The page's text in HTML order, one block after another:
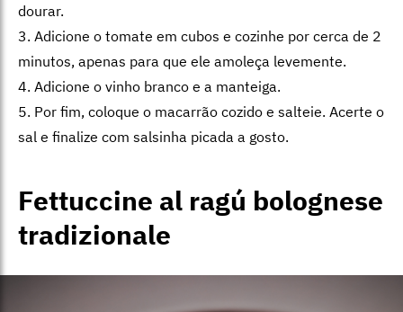
dourar.
3. Adicione o tomate em cubos e cozinhe por cerca de 2
minutos, apenas para que ele amoleça levemente.
4. Adicione o vinho branco e a manteiga.
5. Por fim, coloque o macarrão cozido e salteie. Acerte o
sal e finalize com salsinha picada a gosto.
Fettuccine al ragú bolognese
tradizionale